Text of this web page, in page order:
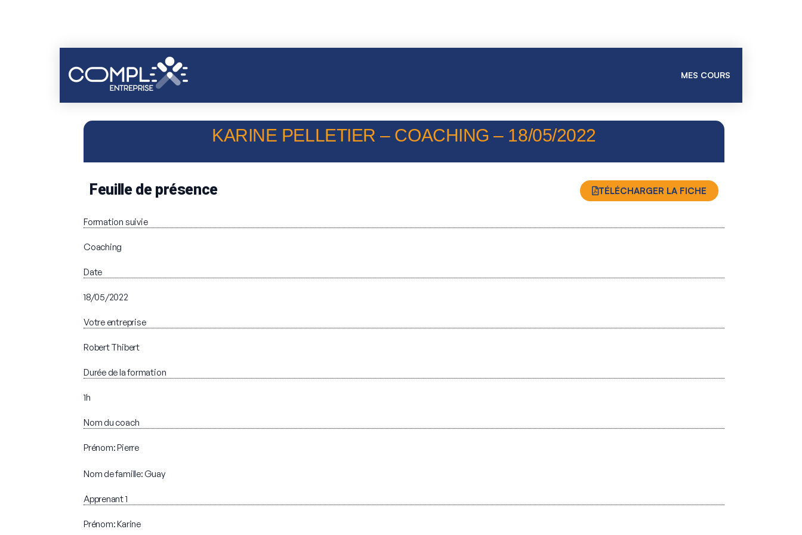
MES COURS
KARINE PELLETIER – COACHING – 18/05/2022
Feuille de présence TÉLÉCHARGER LA FICHE
Formation suivie
Coaching
Date
18/05/2022
Votre entreprise
Robert Thibert
Durée de la formation
1h
Nom du coach
Prénom: Pierre
Nom de famille: Guay
Apprenant 1
Prénom: Karine